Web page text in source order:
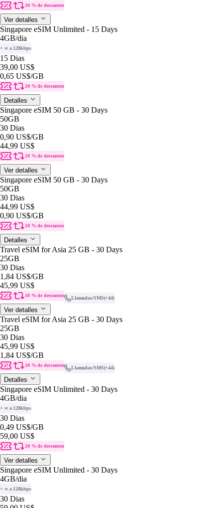
10 % de descuento
Ver detalles
Singapore eSIM Unlimited - 15 Days
4GB/dia
+ ∞ a 128kbps
15 Dias
39,00 US$
0,65 US$/GB
10 % de descuento
Detalles
Singapore eSIM 50 GB - 30 Days
50GB
30 Dias
0,90 US$/GB
44,99 US$
10 % de descuento
Ver detalles
Singapore eSIM 50 GB - 30 Days
50GB
30 Dias
44,99 US$
0,90 US$/GB
10 % de descuento
Detalles
Travel eSIM for Asia 25 GB - 30 Days
25GB
30 Dias
1,84 US$/GB
45,99 US$
10 % de descuento Llamadas/SMS(+44)
Ver detalles
Travel eSIM for Asia 25 GB - 30 Days
25GB
30 Dias
45,99 US$
1,84 US$/GB
10 % de descuento Llamadas/SMS(+44)
Detalles
Singapore eSIM Unlimited - 30 Days
4GB/dia
+ ∞ a 128kbps
30 Dias
0,49 US$/GB
59,00 US$
10 % de descuento
Ver detalles
Singapore eSIM Unlimited - 30 Days
4GB/dia
+ ∞ a 128kbps
30 Dias